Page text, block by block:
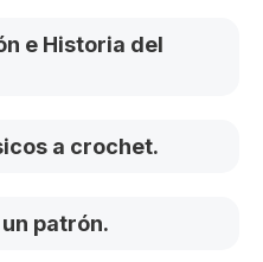
e Historia del
a crochet.
patrón.